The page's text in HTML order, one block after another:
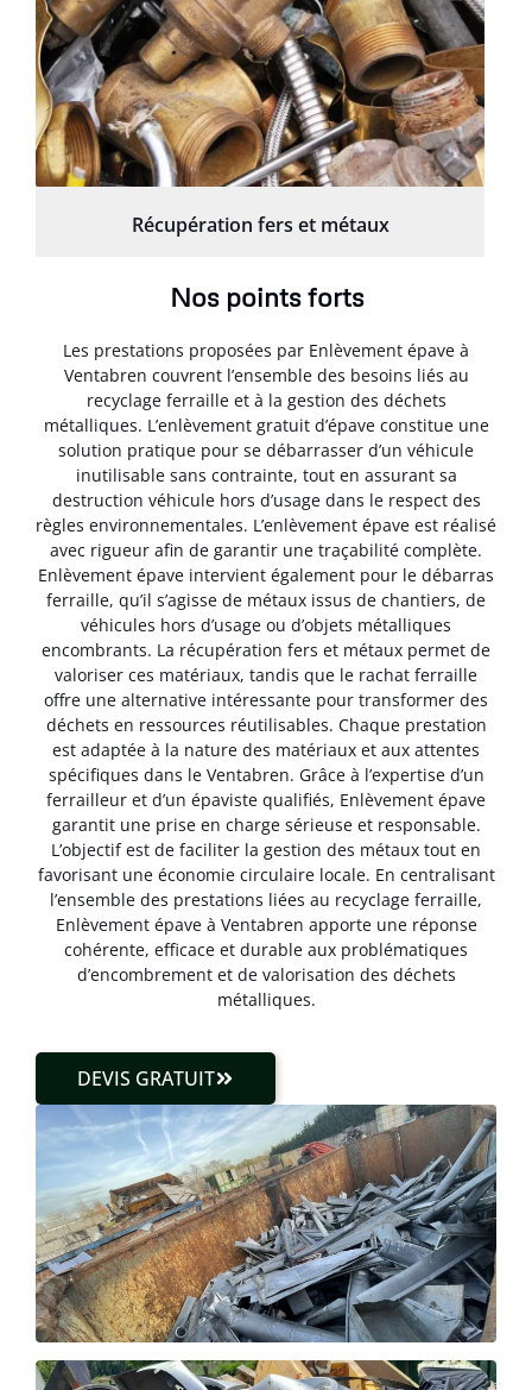
Récupération fers et métaux
Nos points forts
Les prestations proposées par Enlèvement épave à
Ventabren couvrent l’ensemble des besoins liés au
recyclage ferraille et à la gestion des déchets
métalliques. L’enlèvement gratuit d’épave constitue une
solution pratique pour se débarrasser d’un véhicule
inutilisable sans contrainte, tout en assurant sa
destruction véhicule hors d’usage dans le respect des
règles environnementales. L’enlèvement épave est réalisé
avec rigueur afin de garantir une traçabilité complète.
Enlèvement épave intervient également pour le débarras
ferraille, qu’il s’agisse de métaux issus de chantiers, de
véhicules hors d’usage ou d’objets métalliques
encombrants. La récupération fers et métaux permet de
valoriser ces matériaux, tandis que le rachat ferraille
offre une alternative intéressante pour transformer des
déchets en ressources réutilisables. Chaque prestation
est adaptée à la nature des matériaux et aux attentes
spécifiques dans le Ventabren. Grâce à l’expertise d’un
ferrailleur et d’un épaviste qualifiés, Enlèvement épave
garantit une prise en charge sérieuse et responsable.
L’objectif est de faciliter la gestion des métaux tout en
favorisant une économie circulaire locale. En centralisant
l’ensemble des prestations liées au recyclage ferraille,
Enlèvement épave à Ventabren apporte une réponse
cohérente, efficace et durable aux problématiques
d’encombrement et de valorisation des déchets
métalliques.
DEVIS GRATUIT